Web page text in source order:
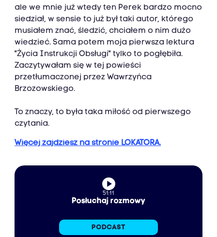
ale we mnie już wtedy ten Perek bardzo mocno
siedział, w sensie to już był taki autor, którego
musiałem znać, śledzić, chciałem o nim dużo
wiedzieć. Sama potem moja pierwsza lektura
"Życia Instrukcji Obsługi" tylko to pogłębiła.
Zaczytywałam się w tej powieści
przetłumaczonej przez Wawrzyńca
Brzozowskiego.
To znaczy, to była taka miłość od pierwszego
czytania.
Więcej zajdziesz na stronie LOKATORA.
Posłuchaj rozmowy‎
PODCAST
51:11